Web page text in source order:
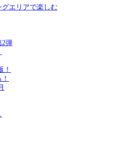
エリアで楽しむ
2弾
！